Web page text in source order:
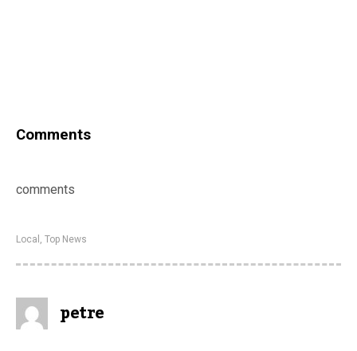
Comments
comments
Local , Top News
petre